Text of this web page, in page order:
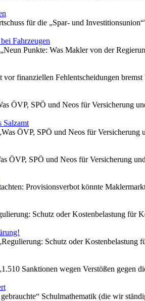
für die „Spar- und
Fahrzeugen
Punkte: Was Makler von der
finanziellen Fehlentscheidungen bremst
ÖVP, SPÖ und Neos für Versicherung
Salzamt
ÖVP, SPÖ und Neos für Versicherung
ÖVP, SPÖ und Neos für Versicherung
Provisionsverbot könnte
Schutz oder Kostenbelastung für
Schutz oder Kostenbelastung
Sanktionen wegen Verstößen gegen
Schulmathematik (die wir